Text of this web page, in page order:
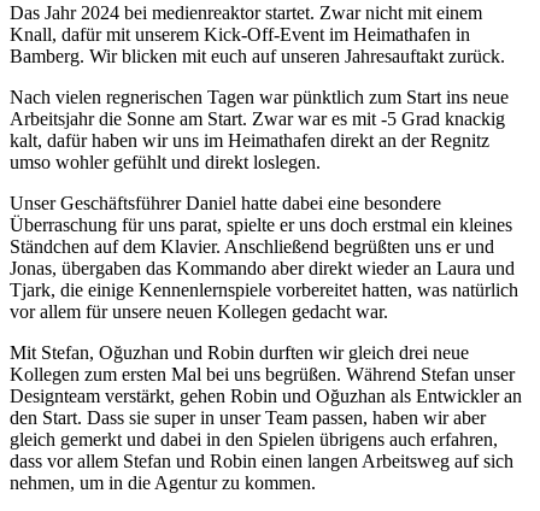
Das Jahr 2024 bei medienreaktor startet. Zwar nicht mit einem
Knall, dafür mit unserem Kick-Off-Event im Heimathafen in
Bamberg. Wir blicken mit euch auf unseren Jahresauftakt zurück.
Nach vielen regnerischen Tagen war pünktlich zum Start ins neue
Arbeitsjahr die Sonne am Start. Zwar war es mit -5 Grad knackig
kalt, dafür haben wir uns im Heimathafen direkt an der Regnitz
umso wohler gefühlt und direkt loslegen.
Unser Geschäftsführer Daniel hatte dabei eine besondere
Überraschung für uns parat, spielte er uns doch erstmal ein kleines
Ständchen auf dem Klavier. Anschließend begrüßten uns er und
Jonas, übergaben das Kommando aber direkt wieder an Laura und
Tjark, die einige Kennenlernspiele vorbereitet hatten, was natürlich
vor allem für unsere neuen Kollegen gedacht war.
Mit Stefan, Oğuzhan und Robin durften wir gleich drei neue
Kollegen zum ersten Mal bei uns begrüßen. Während Stefan unser
Designteam verstärkt, gehen Robin und Oğuzhan als Entwickler an
den Start. Dass sie super in unser Team passen, haben wir aber
gleich gemerkt und dabei in den Spielen übrigens auch erfahren,
dass vor allem Stefan und Robin einen langen Arbeitsweg auf sich
nehmen, um in die Agentur zu kommen.